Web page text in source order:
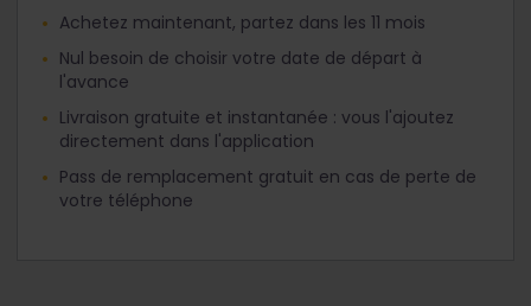
Achetez maintenant, partez dans les 11 mois
Nul besoin de choisir votre date de départ à
l'avance
Livraison gratuite et instantanée : vous l'ajoutez
directement dans l'application
Pass de remplacement gratuit en cas de perte de
votre téléphone